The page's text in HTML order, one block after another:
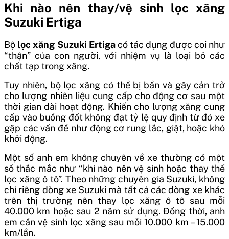
Khi nào nên thay/vệ sinh lọc xăng
Suzuki Ertiga
Bộ lọc xăng Suzuki Ertigacó tác dụng được coi như
“thận” của con người, với nhiệm vụ là loại bỏ các
chất tạp trong xăng.
Tuy nhiên, bộ lọc xăng có thể bị bẩn và gây cản trở
cho lượng nhiên liệu cung cấp cho động cơ sau một
thời gian dài hoạt động. Khiến cho lượng xăng cung
cấp vào buồng đốt không đạt tỷ lệ quy định từ đó xe
gặp các vấn đề như động cơ rung lắc, giật, hoặc khó
khởi động.
Một số anh em không chuyên về xe thường có một
số thắc mắc như “khi nào nên vệ sinh hoặc thay thế
lọc xăng ô tô”. Theo những chuyên gia Suzuki, không
chỉ riêng dòng xe Suzuki mà tất cả các dòng xe khác
trên thị trường nên thay lọc xăng ô tô sau mỗi
40.000 km hoặc sau 2 năm sử dụng. Đồng thời, anh
em cần vệ sinh lọc xăng sau mỗi 10.000 km – 15.000
km/lần.